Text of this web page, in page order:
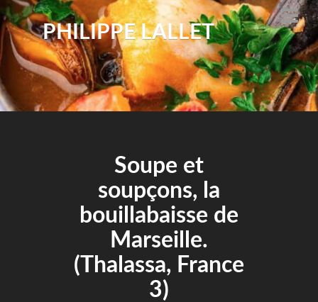
PHILIPPE LALLET
Soupe et
soupçons, la
bouillabaisse de
Marseille.
(Thalassa, France
3)